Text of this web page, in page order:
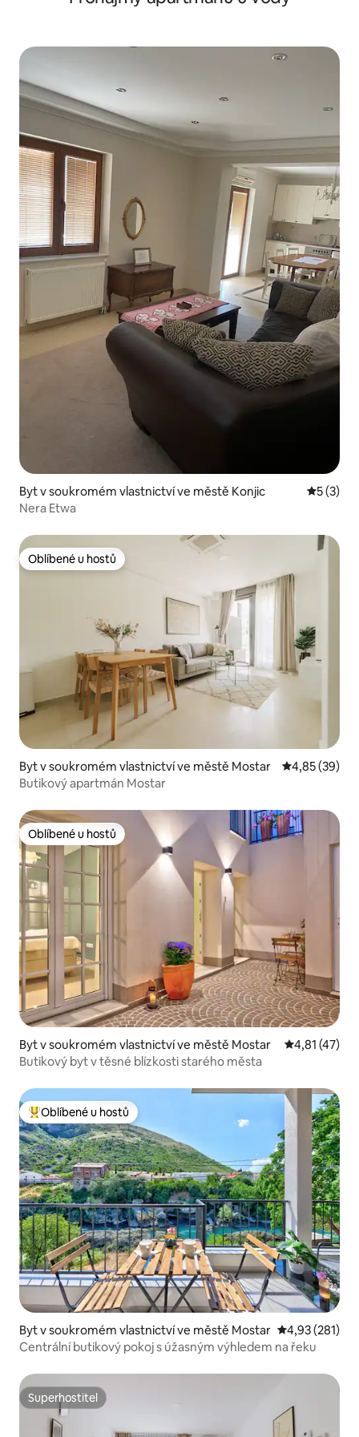
Byt v soukromém vlastnictví ve městě Konjic
5 (3)
Nera Etwa
Oblíbené u hostů
Oblíbené u hostů
Byt v soukromém vlastnictví ve městě Mostar Průměrné
4,85 (39)
Butikový apartmán Mostar
Oblíbené u hostů
Oblíbené u hostů
Byt v soukromém vlastnictví ve městě Mostar Průměrné
4,81 (47)
Butikový byt v těsné blízkosti starého města
Nejlepší v kategorii Oblíbené u hostů
Oblíbené u hostů
Byt v soukromém vlastnictví ve městě Mostar Průměrné
4,93 (281)
Centrální butikový pokoj s úžasným výhledem na řeku
Superhostitel
Superhostitel